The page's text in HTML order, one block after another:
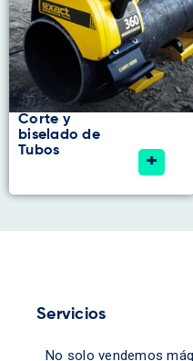
Corte y
biselado de
Tubos
+
Servicios
No solo vendemos